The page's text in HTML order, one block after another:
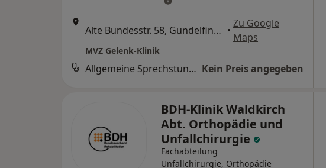
Alte Bundesstr. 58, Gundelfingen •
Zu Google
Maps
MVZ Gelenk-Klinik
Allgemeine Sprechstunde Kein Preis angegeben
BDH-Klinik Waldkirch
Abt. Orthopädie und
Unfallchirurgie
Fachabteilung
Unfallchirurgie, Orthopädie